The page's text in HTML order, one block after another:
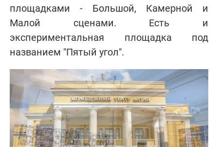
площадками - Большой, Камерной и
Малой сценами. Есть и
экспериментальная площадка под
названием "Пятый угол".